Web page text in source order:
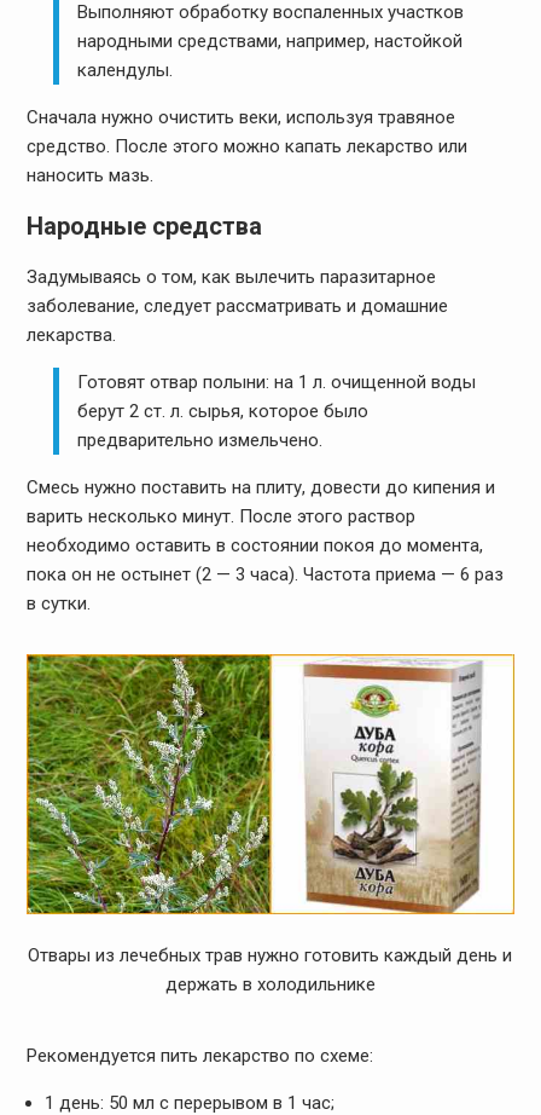
Выполняют обработку воспаленных участков
народными средствами, например, настойкой
календулы.
Сначала нужно очистить веки, используя травяное
средство. После этого можно капать лекарство или
наносить мазь.
Народные средства
Задумываясь о том, как вылечить паразитарное
заболевание, следует рассматривать и домашние
лекарства.
Готовят отвар полыни: на 1 л. очищенной воды
берут 2 ст. л. сырья, которое было
предварительно измельчено.
Смесь нужно поставить на плиту, довести до кипения и
варить несколько минут. После этого раствор
необходимо оставить в состоянии покоя до момента,
пока он не остынет (2 — 3 часа). Частота приема — 6 раз
в сутки.
Отвары из лечебных трав нужно готовить каждый день и
держать в холодильнике
Рекомендуется пить лекарство по схеме:
1 день: 50 мл с перерывом в 1 час;